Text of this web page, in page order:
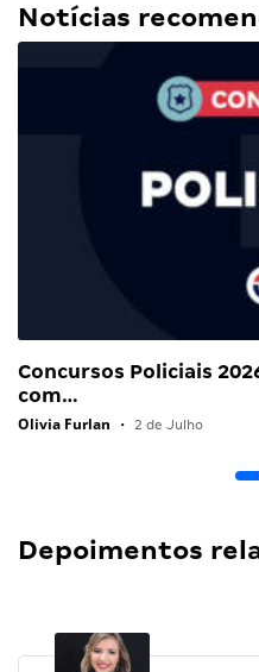
Notícias
Concursos Policiais
com…
Olivia Furlan • 2 de Julho
Depoimentos